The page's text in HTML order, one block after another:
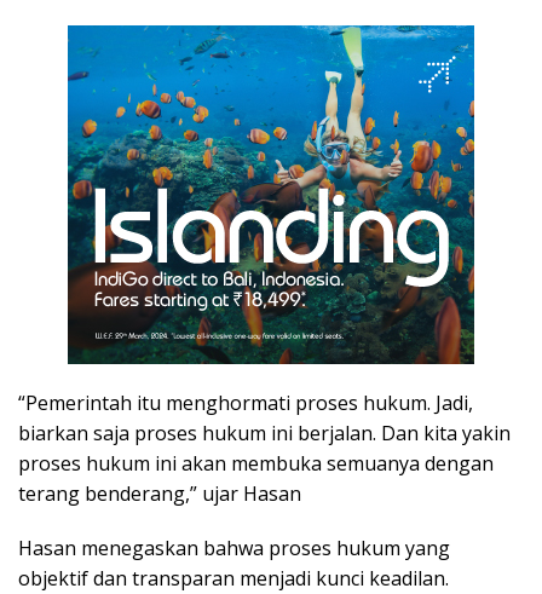
“Pemerintah itu menghormati proses hukum. Jadi,
biarkan saja proses hukum ini berjalan. Dan kita yakin
proses hukum ini akan membuka semuanya dengan
terang benderang,” ujar Hasan
Hasan menegaskan bahwa proses hukum yang
objektif dan transparan menjadi kunci keadilan.